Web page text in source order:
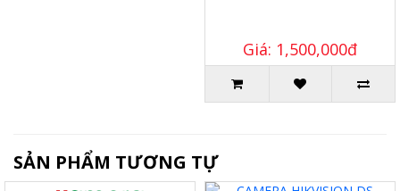
Giá: 1,500,000đ
SẢN PHẨM TƯƠNG TỰ